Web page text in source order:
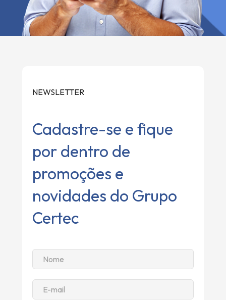
NEWSLETTER
Cadastre-se e fique
por dentro de
promoções e
novidades do Grupo
Certec